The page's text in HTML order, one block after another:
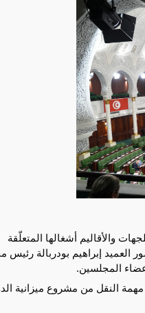
والأقاليم أشغالها المتعلّقة
والمهمات الخاصة من مشروع ميزانية الدولة لسنة 2026 بحضور العميد إبراهيم
المجلسين.
صباح اليوم الاثنين 17 نوفمبر 2025 لمناقشة مهمة النقل من مشروع